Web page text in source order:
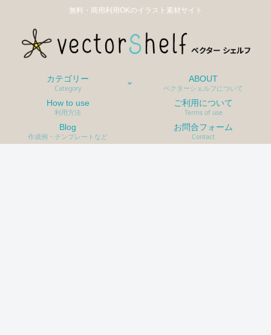
無料・商用利用OKのイラスト素材サイト
カテゴリー
Category
ABOUT
ベクターシェルフについて
How to use
利用方法
ご利用について
Terms of use
Blog
作成例・テンプレートなど
お問合フォーム
Contact